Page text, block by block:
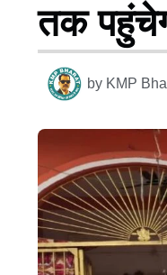
तक
by KMP